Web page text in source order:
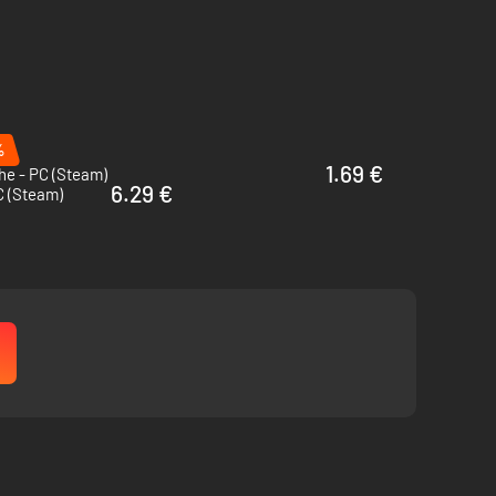
van de wereld.
- PC (Steam)
1.69 €
(Steam)
6.29 €